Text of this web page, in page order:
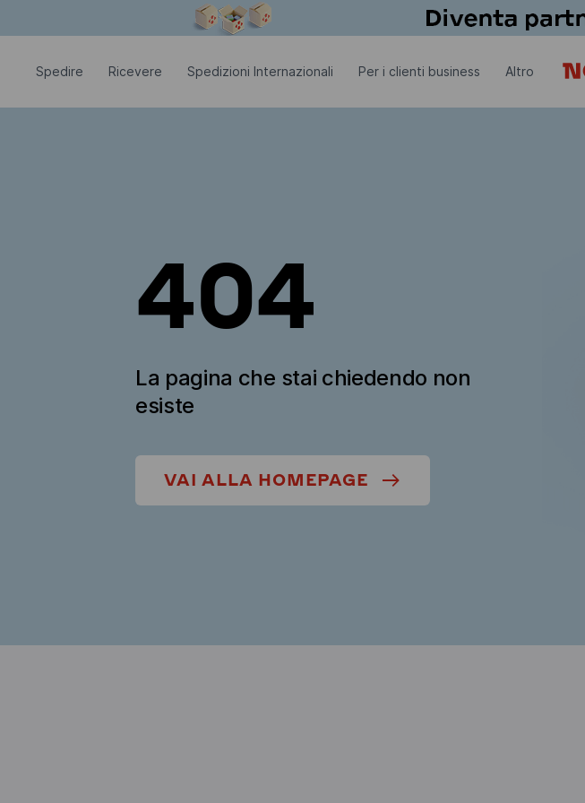
Spedire Ricevere Spedizioni Internazionali Per i clienti business Altro
404
La pagina che stai chiedendo non
esiste
VAI ALLA HOMEPAGE